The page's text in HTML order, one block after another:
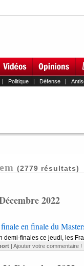
Politique| Défense|
(2779 résultats)
2022
en finale du
demi-finales ce jeudi, les
| Ajouter votre commentaire !